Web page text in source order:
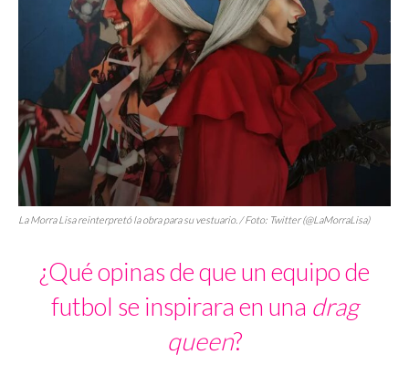
La Morra Lisa reinterpretó la obra para su vestuario. / Foto: Twitter (@LaMorraLisa)
¿Qué opinas de que un equipo de
futbol se inspirara en una drag
queen?